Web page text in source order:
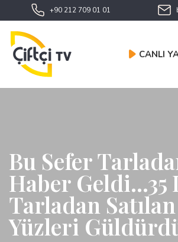
+90 212 709 01 01
CANLI
Bu Sefer
Haber Geldi...35
Tarladan
Yüzleri